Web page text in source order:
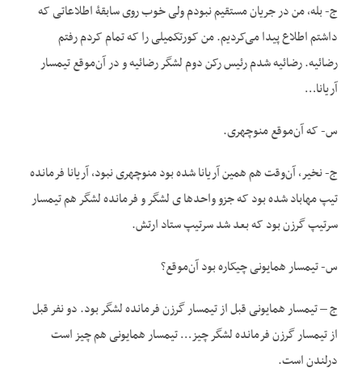
ج- بله، من در جریان مستقیم نبودم ولی خوب روی سابقۀ اطلاعاتی که
داشتم اطلاع پیدا می‌کردیم. من کورتکمیلی را که تمام کردم رفتم
رضائیه. رضائیه شدم رئیس رکن دوم لشگر رضائیه و در آن‌موقع تیمسار
آریانا…
س- که آن‌موقع منوچهری.
ج- نخیر، آن‌وقت هم همین آریانا شده بود منوچهری نبود، آریانا فرمانده
تیپ مهاباد شده بود که جزو واحدها ی لشگر و فرمانده لشگر هم تیمسار
سرتیپ گرزن بود که بعد شد سرتیپ ستاد ارتش.
س- تیمسار همایونی چیکاره بود آن‌موقع؟
ج – تیمسار همایونی قبل از تیمسار گرزن فرمانده لشگر بود. دو نفر قبل
از تیمسار گرزن فرمانده لشگر چیز… تیمسار همایونی هم چیز است
درلندن است.